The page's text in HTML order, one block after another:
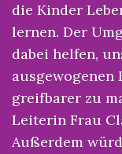
die Kinder
lernen. Der
dabei helfen,
greifbarer zu
Leiterin Frau
Außerdem